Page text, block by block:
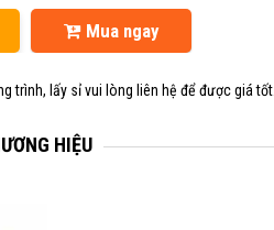
Mua ngay
trình, lấy sỉ vui lòng liên hệ để được giá tốt.
HIỆU